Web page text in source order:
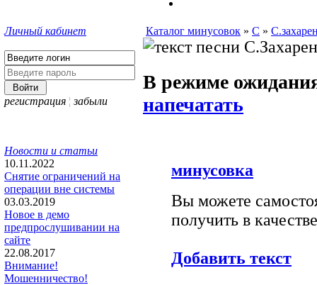
Личный кабинет
регистрация ¦ забыли
Новости и статьи
10.11.2022
Снятие ограничений на
операции вне системы
03.03.2019
Новое в демо
предпрослушивании на
сайте
22.08.2017
Внимание!
Мошенничество!
Каталог минусовок » С »
В режиме
напечатать
минусовка
Вы можете
получить в
Добавить текст